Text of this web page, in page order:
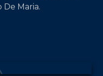
De Maria.